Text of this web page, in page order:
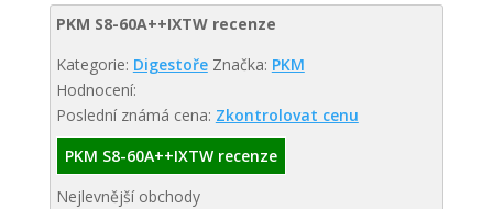
PKM S8-60A++IXTW recenze
Kategorie: Digestoře Značka: PKM
Hodnocení:
Poslední známá cena: Zkontrolovat cenu
PKM S8-60A++IXTW recenze
Nejlevnější obchody